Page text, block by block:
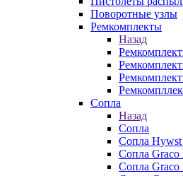
Поворотные узлы
Ремкомплекты
Назад
Сопла
Назад
Сопла
Сопла
Сопла
Сопла